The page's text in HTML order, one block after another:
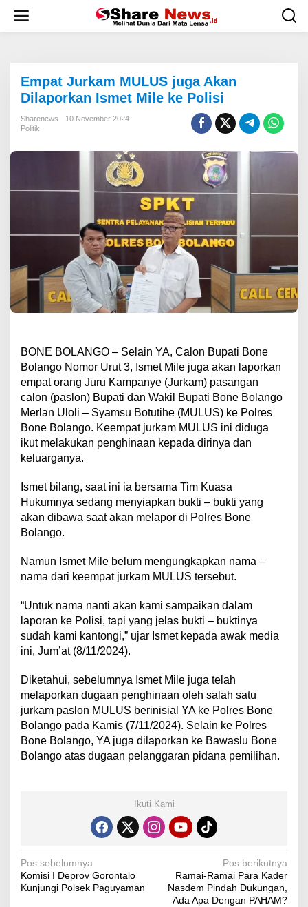
w
Empat Jurkam MULUS juga Akan
Dilaporkan Ismet Mile ke Polisi
Sharenews
10 November 2024
Politik
BONE BOLANGO – Selain YA, Calon Bupati Bone
Bolango Nomor Urut 3, Ismet Mile juga akan laporkan
empat orang Juru Kampanye (Jurkam) pasangan
calon (paslon) Bupati dan Wakil Bupati Bone Bolango
Merlan Uloli – Syamsu Botutihe (MULUS) ke Polres
Bone Bolango. Keempat jurkam MULUS ini diduga
ikut melakukan penghinaan kepada dirinya dan
keluarganya.
Ismet bilang, saat ini ia bersama Tim Kuasa
Hukumnya sedang menyiapkan bukti – bukti yang
akan dibawa saat akan melapor di Polres Bone
Bolango.
Namun Ismet Mile belum mengungkapkan nama –
nama dari keempat jurkam MULUS tersebut.
“Untuk nama nanti akan kami sampaikan dalam
laporan ke Polisi, tapi yang jelas bukti – buktinya
sudah kami kantongi,” ujar Ismet kepada awak media
ini, Jum’at (8/11/2024).
Diketahui, sebelumnya Ismet Mile juga telah
melaporkan dugaan penghinaan oleh salah satu
jurkam paslon MULUS berinisial YA ke Polres Bone
Bolango pada Kamis (7/11/2024). Selain ke Polres
Bone Bolango, YA juga dilaporkan ke Bawaslu Bone
Bolango atas dugaan pelanggaran pidana pemilihan.
Ikuti Kami
N
a
Pos sebelumnya
Komisi I Deprov Gorontalo
Kunjungi Polsek Paguyaman
Pos berikutnya
Ramai-Ramai Para Kader
Nasdem Pindah Dukungan,
Ada Apa Dengan PAHAM?